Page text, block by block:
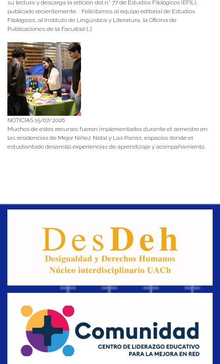
su lectura y descarga la edición del n° 77 de Estudios Filológicos (EFIL),
publicado recientemente. Felicitamos al equipo editorial de Estudios
Filológicos, al Instituto de Lingüística y Literatura, la Oficina de
Publicaciones de la Facultad […]
NOTICIAS 15/07/2026
Muchos de estos recursos fueron implementados durante el semestre en
las residencias de Mejor Niñez Nidal y Las Parras, espacios donde el
estudiantado desarrolló experiencias de aprendizaje y acompañamiento.